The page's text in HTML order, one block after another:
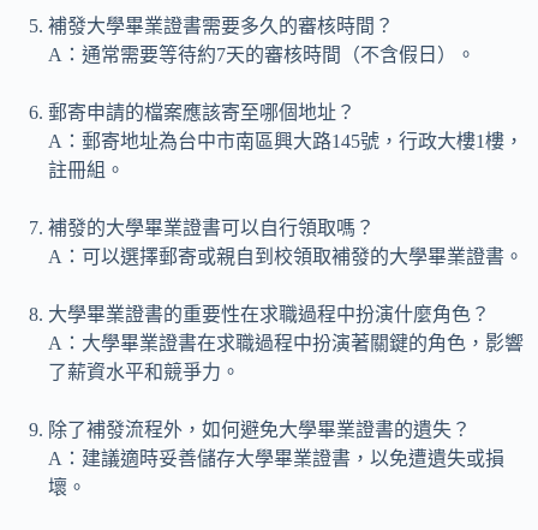
補發大學畢業證書需要多久的審核時間？
A：通常需要等待約7天的審核時間（不含假日）。
郵寄申請的檔案應該寄至哪個地址？
A：郵寄地址為台中市南區興大路145號，行政大樓1樓，
註冊組。
補發的大學畢業證書可以自行領取嗎？
A：可以選擇郵寄或親自到校領取補發的大學畢業證書。
大學畢業證書的重要性在求職過程中扮演什麼角色？
A：大學畢業證書在求職過程中扮演著關鍵的角色，影響
了薪資水平和競爭力。
除了補發流程外，如何避免大學畢業證書的遺失？
A：建議適時妥善儲存大學畢業證書，以免遭遺失或損
壞。